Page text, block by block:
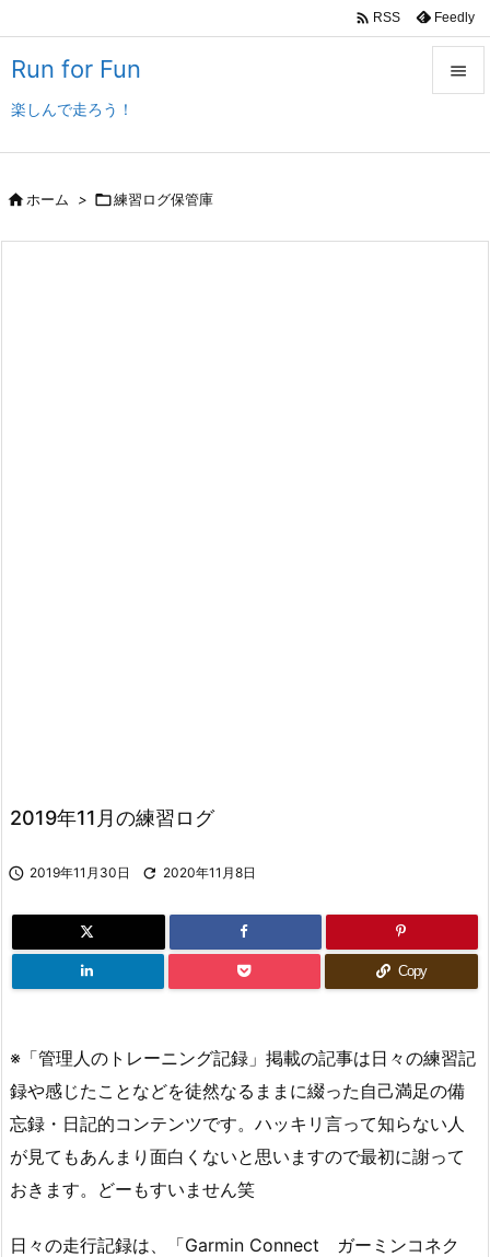
Run for Fun
楽しんで走ろう！

 RSS Feedly
ホーム > 練習ログ保管庫
2019年11月の練習ログ
 2019年11月30日  2020年11月8日
Copy
※「管理人のトレーニング記録」掲載の記事は日々の練習記
録や感じたことなどを徒然なるままに綴った自己満足の備
忘録・日記的コンテンツです。ハッキリ言って知らない人
が見てもあんまり面白くないと思いますので最初に謝って
おきます。どーもすいません笑
日々の走行記録は、「Garmin Connect ガーミンコネク